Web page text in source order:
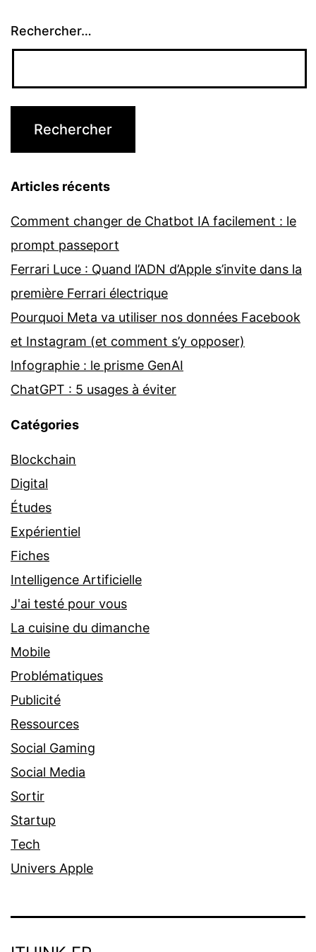
Rechercher…
Articles récents
Comment changer de Chatbot IA facilement : le
prompt passeport
Ferrari Luce : Quand l’ADN d’Apple s’invite dans la
première Ferrari électrique
Pourquoi Meta va utiliser nos données Facebook
et Instagram (et comment s’y opposer)
Infographie : le prisme GenAI
ChatGPT : 5 usages à éviter
Catégories
Blockchain
Digital
Études
Expérientiel
Fiches
Intelligence Artificielle
J'ai testé pour vous
La cuisine du dimanche
Mobile
Problématiques
Publicité
Ressources
Social Gaming
Social Media
Sortir
Startup
Tech
Univers Apple